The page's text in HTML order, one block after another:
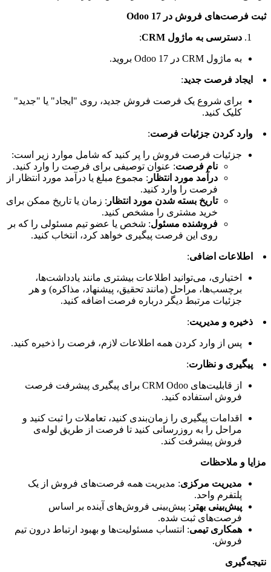
ثبت فرصت‌های فروش در Odoo 17
دسترسی به ماژول CRM :
به ماژول CRM در Odoo 17 بروید.
ایجاد فرصت جدید:
برای شروع یک فرصت فروش جدید، روی "ایجاد" یا "جدید"
کلیک کنید.
وارد کردن جزئیات فرصت:
جزئیات فرصت فروش را پر کنید که شامل موارد زیر است:
نام فرصت: عنوان توصیفی برای فرصت را وارد کنید.
درآمد مورد انتظار : مجموع مبلغ یا درآمد مورد انتظار از
فرصت را وارد کنید.
تاریخ بسته شدن مورد انتظار : زمان یا تاریخ ممکن برای
خرید مشتری را مشخص کنید.
فروشنده مسئول: شخص یا عضو تیم مسئولی را که بر
روی این فرصت پیگیری خواهد کرد، انتخاب کنید.
اطلاعات اضافی:
اختیاری، می‌توانید اطلاعات بیشتری مانند یادداشت‌ها،
برچسب‌ها، مراحل (مانند تحقیق، پیشنهاد، مذاکره) و هر
جزئیات مرتبط دیگر درباره فرصت اضافه کنید.
ذخیره و مدیریت:
پس از وارد کردن همه اطلاعات لازم، فرصت را ذخیره کنید.
پیگیری و نظارت:
از قابلیت‌های CRM Odoo برای پیگیری پیشرفت فرصت
فروش استفاده کنید.
اقدامات پیگیری را زمان‌بندی کنید، تعاملات را ثبت کنید و
مراحل را به روزرسانی کنید تا فرصت از طریق لوله‌ی
فروش پیشرفت کند.
مزایا و ملاحظات
مدیریت مرکزی: مدیریت همه فرصت‌های فروش از یک
پلتفرم واحد.
پیش‌بینی بهتر : پیش‌بینی فروش‌های آینده بر اساس
فرصت‌های ثبت شده.
همکاری تیمی: انتساب مسئولیت‌ها و بهبود ارتباط درون تیم
فروش.
نتیجه‌گیری